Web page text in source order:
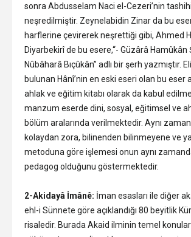
sonra Abdusselam Naci el-Cezeri’nin
neşredilmiştir. Zeynelabidin Zinar da bu
harflerine çevirerek neşrettiği gibi, Ahmed
Diyarbekirî de bu esere,“- Güzârâ Hamûkân
Nûbâharâ Bıçûkân” adlı bir şerh yazmıştır.
bulunan Hânî’nin en eski eseri olan bu eser
ahlak ve eğitim kitabı olarak da kabul
manzum eserde dini, sosyal, eğitimsel ve
bölüm aralarında verilmektedir. Aynı
kolaydan zora, bilinenden bilinmeyene ve
metoduna göre işlemesi onun aynı
pedagog olduğunu göstermektedir.
2-Akidayâ İmânê: İman esasları ile diğer
ehl-i Sünnete göre açıklandığı 80 beyitlik
risaledir. Burada Akaid ilminin temel